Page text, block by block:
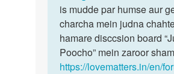
is mudde par humse aur
charcha mein judna
hamare disccsion board
Poocho” mein zaroor
https://lovematters.in/en/